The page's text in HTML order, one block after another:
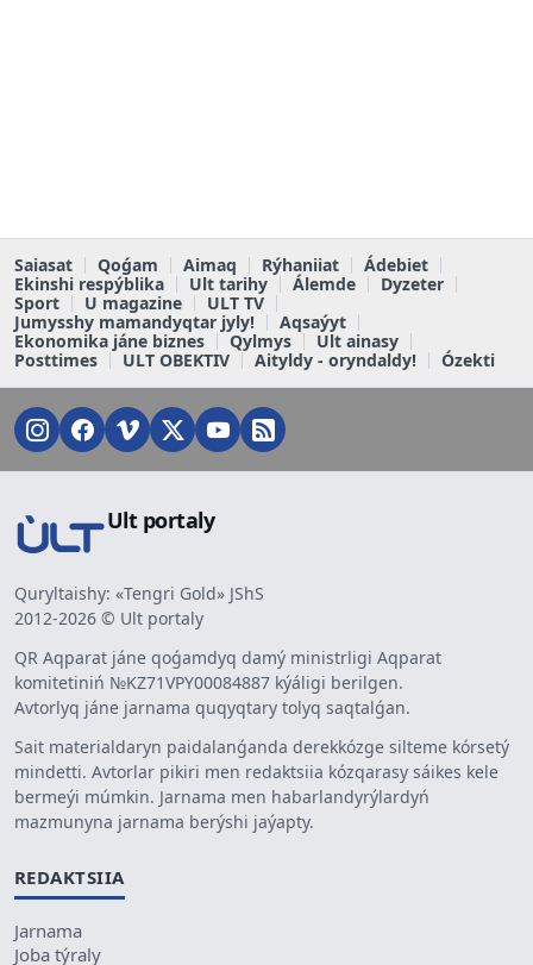
Saiasat Qoǵam Aimaq Rýhaniiat
Ádebiet
Ekinshi respýblika
Ult tarihy Álemde
Dyzeter
Sport
U magazine
ULT TV
Jumysshy mamandyqtar jyly!
Aqsaýyt
Ekonomika jáne biznes
Qylmys
Ult ainasy
Posttimes
ULT OBEKTIV Aityldy - oryndaldy! Ózekti
Ult portaly
Quryltaishy: «Tengri Gold» JShS
2012-2026 © Ult portaly
QR Aqparat jáne qoǵamdyq damý ministrligi Aqparat
komitetiniń №KZ71VPY00084887 kýáligi berilgen.
Avtorlyq jáne jarnama quqyqtary tolyq saqtalǵan.
Sait materialdaryn paidalanǵanda derekkózge silteme kórsetý
mindetti. Avtorlar pikiri men redaktsiia kózqarasy sáikes kele
bermeýi múmkin. Jarnama men habarlandyrýlardyń
mazmunyna jarnama berýshi jaýapty.
REDAKTSIIA
Jarnama
Joba týraly